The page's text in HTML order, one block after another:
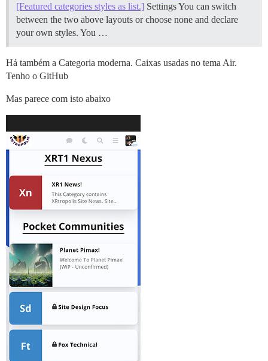
[Featured categories styles as list.] Settings You can switch
between the two above layouts or choose none and declare
your own styles. You …
Há também a Categoria moderna. Caixas usadas no tema Air.
Tenho o GitHub
Mas parece com isto abaixo